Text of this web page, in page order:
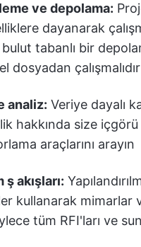
ve depolama:
dayanarak
tabanlı bir
dosyadan çalışmalıdır
analiz: Veriye dayalı
hakkında size
araçlarını arayın
akışları:
kullanarak mimarlar
tüm RFI'ları ve